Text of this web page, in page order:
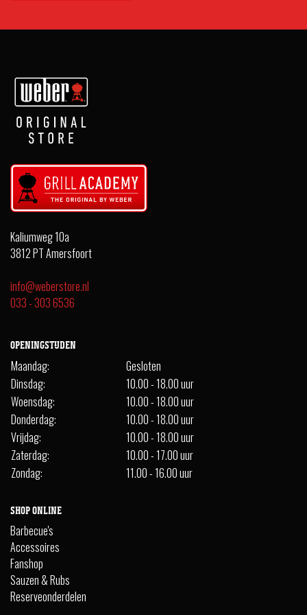
Kaliumweg 10a
3812 PT Amersfoort
info@weberstore.nl
033 - 303 6536
OPENINGSTIJDEN
Maandag:
Gesloten
Dinsdag:
10.00 - 18.00 uur
Woensdag:
10.00 - 18.00 uur
Donderdag:
10.00 - 18.00 uur
Vrijdag:
10.00 - 18.00 uur
Zaterdag:
10.00 - 17.00 uur
Zondag:
11.00 - 16.00 uur
SHOP ONLINE
Barbecue's
Accessoires
Fanshop
Sauzen & Rubs
Reserveonderdelen